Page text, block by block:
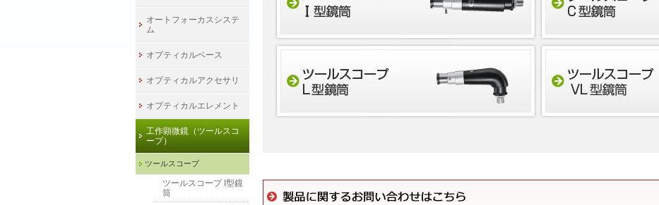
オートフォーカスシステ
ム
オプティカルベース
オプティカルアクセサリ
オプティカルエレメント
工作顕微鏡（ツールスコ
ープ）
ツールスコープ
ツールスコープ I型鏡
筒